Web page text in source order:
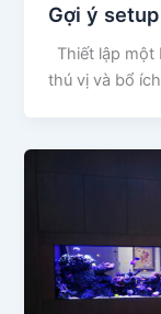
Gợi ý
Thiết lập một
thú vị và bổ